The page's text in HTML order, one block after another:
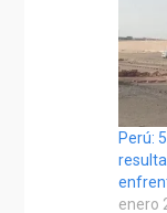
Perú:
enero